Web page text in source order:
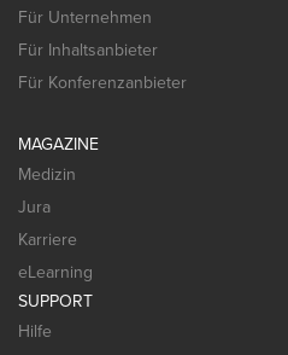
Für Unternehmen
Für Inhaltsanbieter
Für Konferenzanbieter
MAGAZINE
Medizin
Jura
Karriere
eLearning
SUPPORT
Hilfe